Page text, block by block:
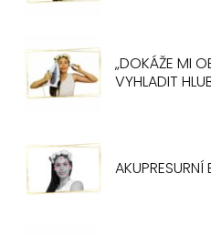
„DOKÁŽE MI
VYHLADIT